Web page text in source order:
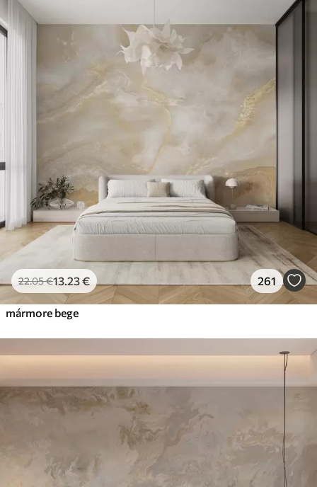
22.05€13 .23€ 261
mármore bege